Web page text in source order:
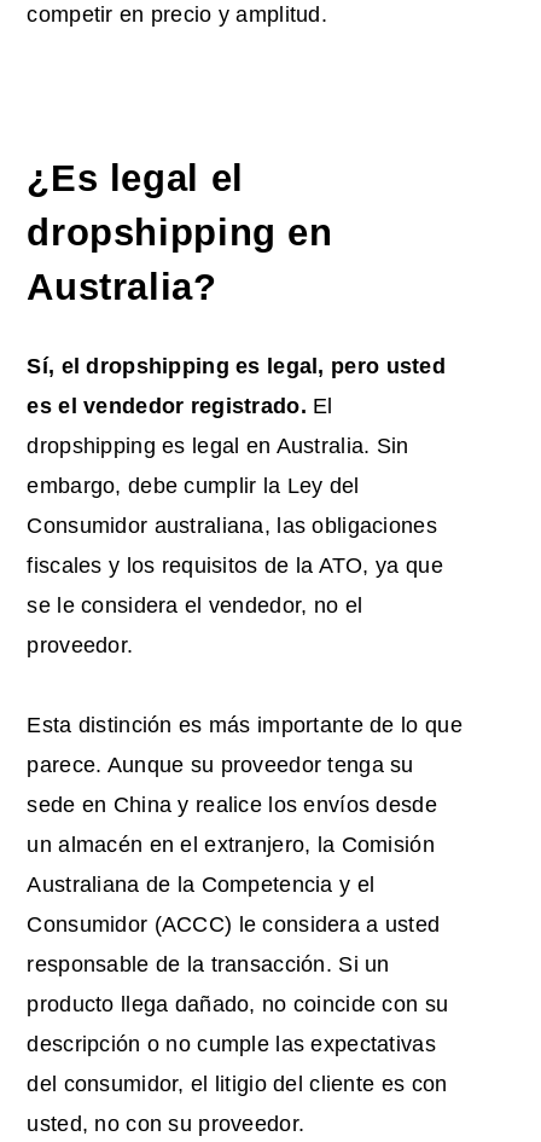
competir en precio y amplitud.
¿Es legal el
dropshipping en
Australia?
Sí, eldropshipping es legal, pero usted
es el vendedor registrado. El
dropshipping es legal en Australia. Sin
embargo, debe cumplir la Ley del
Consumidor australiana, las obligaciones
fiscales y los requisitos de la ATO, ya que
se le considera el vendedor, no el
proveedor.
Esta distinción es más importante de lo que
parece. Aunque su proveedor tenga su
sede en China y realice los envíos desde
un almacén en el extranjero, la Comisión
Australiana de la Competencia y el
Consumidor (ACCC) le considera a usted
responsable de la transacción. Si un
producto llega dañado, no coincide con su
descripción o no cumple las expectativas
del consumidor, el litigio del cliente es con
usted, no con su proveedor.